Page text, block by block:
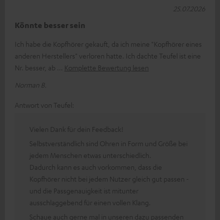
Könnte besser sein
Ich habe die Kopfhörer gekauft, da ich meine "Kopfhörer eines
anderen Herstellers" verloren hatte. Ich dachte Teufel ist eine
Nr. besser, ab
Komplette Bewertung lesen
Norman B.
25.07.2026
Antwort von Teufel:
Vielen Dank für dein Feedback!
Selbstverständlich sind Ohren in Form und Größe bei
jedem Menschen etwas unterschiedlich.
Dadurch kann es auch vorkommen, dass die
Kopfhörer nicht bei jedem Nutzer gleich gut passen -
und die Passgenauigkeit ist mitunter
ausschlaggebend für einen vollen Klang.
Schaue auch gerne mal in unseren dazu passenden